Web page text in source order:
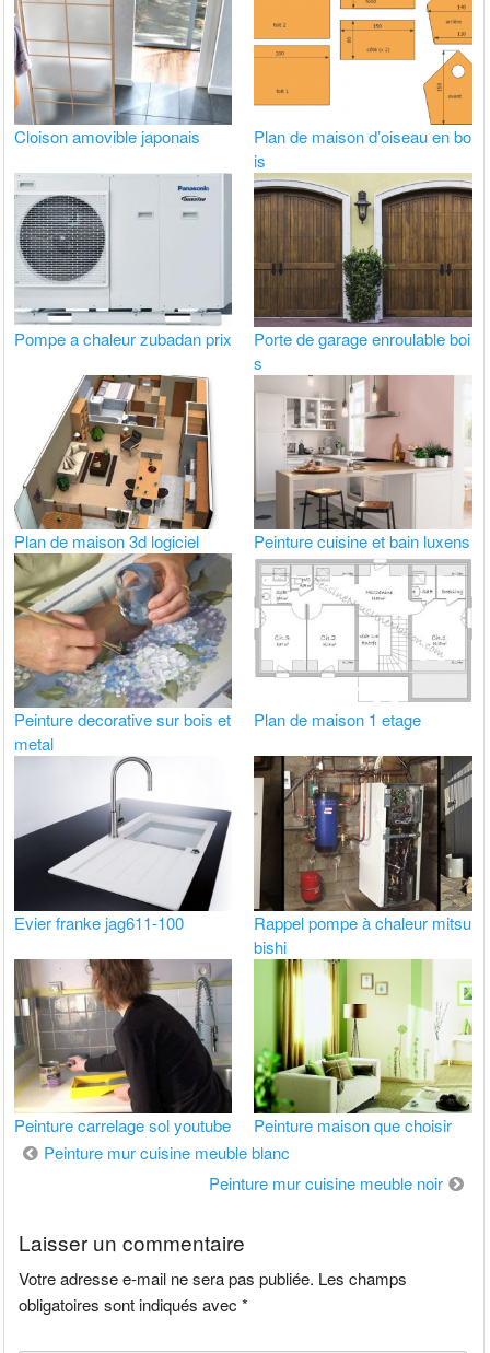
Cloison amovible japonais
Plan de maison d’oiseau en bo
is
Pompe a chaleur zubadan prix
Porte de garage enroulable boi
s
Plan de maison 3d logiciel Peinture cuisine et bain luxens
Peinture decorative sur bois et
metal
Plan de maison 1 etage
Evier franke jag611-100
Rappel pompe à chaleur mitsu
bishi
Peinture carrelage sol youtube Peinture maison que choisir
Navigation
Peinture mur cuisine meuble blanc
Peinture mur cuisine meuble noir
Laisser un commentaire
Votre adresse e-mail ne sera pas publiée. Les champs
obligatoires sont indiqués avec*